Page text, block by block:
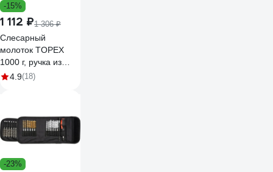
-15%
1 112 ₽1 306 ₽
Слесарный
молоток TOPEX
1000 г, ручка из
стекловолокна
4.9(18)
-23%